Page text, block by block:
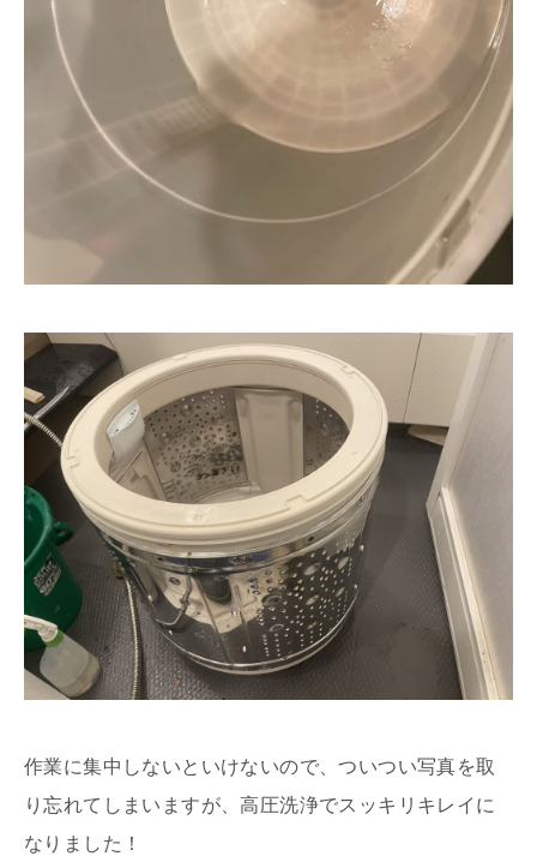
作業に集中しないといけないので、ついつい写真を取
り忘れてしまいますが、高圧洗浄でスッキリキレイに
なりました！